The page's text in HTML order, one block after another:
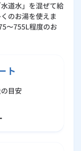
道水」を混ぜて給
のお湯を使えま
〜755L程度のお
ト
目安